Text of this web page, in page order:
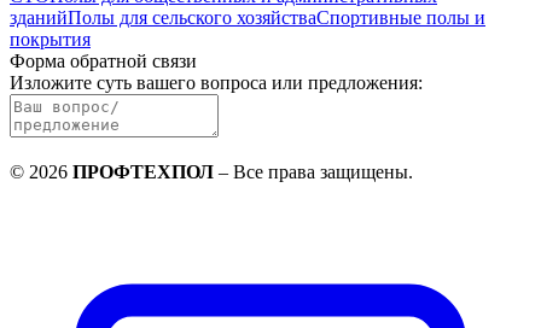
зданийПолы для сельского хозяйстваСпортивные полы и
покрытия
Форма обратной связи
Изложите суть вашего вопроса или предложения:
© 2026 ПРОФТЕХПОЛ – Все права защищены.